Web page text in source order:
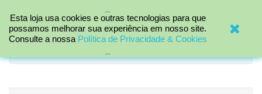

Esta loja usa cookies e outras tecnologias para que
possamos melhorar sua experiência em nosso site.
Consulte a nossa Política de Privacidade & Cookies